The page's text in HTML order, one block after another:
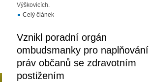
Výškovicích.
Celý článek
Vznikl poradní orgán
ombudsmanky pro naplňování
práv občanů se zdravotním
postižením